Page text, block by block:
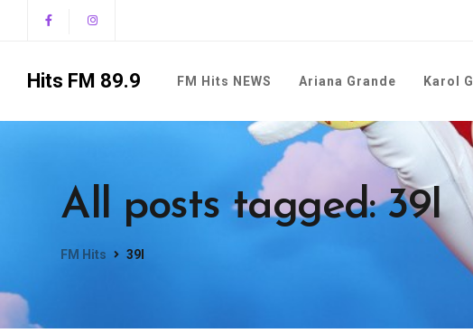
Hits FM 89.9 FM Hits NEWS Ariana Grande Karol G
All posts tagged: 39I
FM Hits 39I